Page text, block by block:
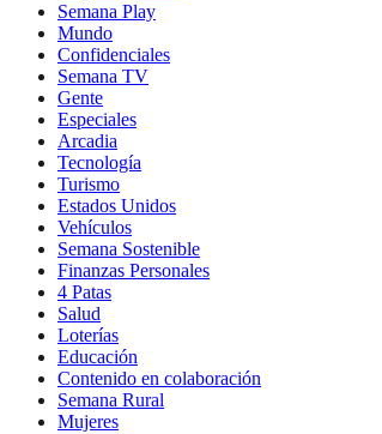
Semana Play
Mundo
Confidenciales
Semana TV
Gente
Especiales
Arcadia
Tecnología
Turismo
Estados Unidos
Vehículos
Semana Sostenible
Finanzas Personales
4 Patas
Salud
Loterías
Educación
Contenido en colaboración
Semana Rural
Mujeres